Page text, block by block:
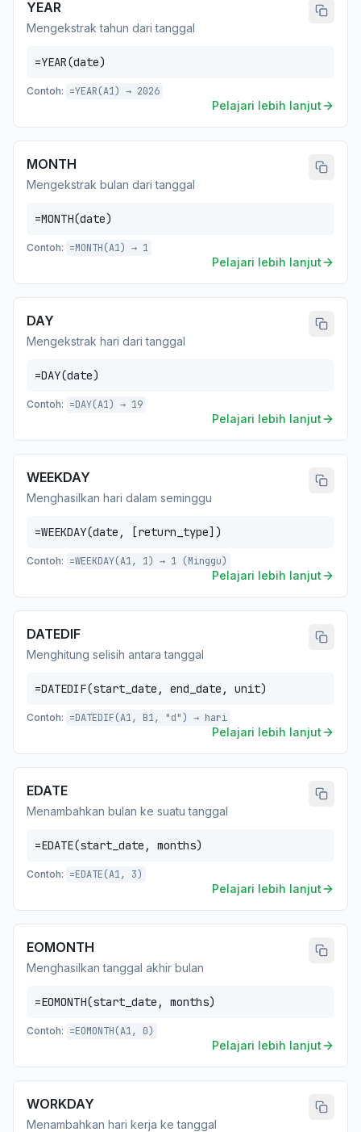
YEAR
Mengekstrak tahun dari tanggal
=YEAR(date)
Contoh: =YEAR(A1) → 2026
Pelajari lebih lanjut
MONTH
Mengekstrak bulan dari tanggal
=MONTH(date)
Contoh: =MONTH(A1) → 1
Pelajari lebih lanjut
DAY
Mengekstrak hari dari tanggal
=DAY(date)
Contoh: =DAY(A1) → 19
Pelajari lebih lanjut
WEEKDAY
Menghasilkan hari dalam seminggu
=WEEKDAY(date, [return_type])
Contoh: =WEEKDAY(A1, 1) → 1 (Minggu)
Pelajari lebih lanjut
DATEDIF
Menghitung selisih antara tanggal
=DATEDIF(start_date, end_date, unit)
Contoh: =DATEDIF(A1, B1, "d") → hari
Pelajari lebih lanjut
EDATE
Menambahkan bulan ke suatu tanggal
=EDATE(start_date, months)
Contoh: =EDATE(A1, 3)
Pelajari lebih lanjut
EOMONTH
Menghasilkan tanggal akhir bulan
=EOMONTH(start_date, months)
Contoh: =EOMONTH(A1, 0)
Pelajari lebih lanjut
WORKDAY
Menambahkan hari kerja ke tanggal